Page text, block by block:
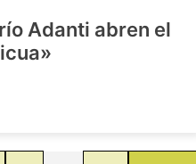
Adanti abren el